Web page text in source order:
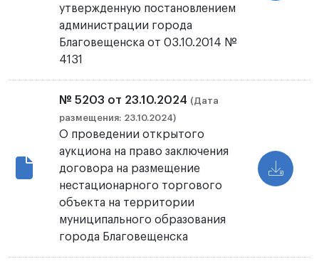
утвержденную постановлением
администрации города
Благовещенска от 03.10.2014 №
4131
№ 5203 от 23.10.2024 (Дата
размещения: 23.10.2024)
О проведении открытого
аукциона на право заключения
договора на размещение
нестационарного торгового
объекта на территории
муниципального образования
города Благовещенска